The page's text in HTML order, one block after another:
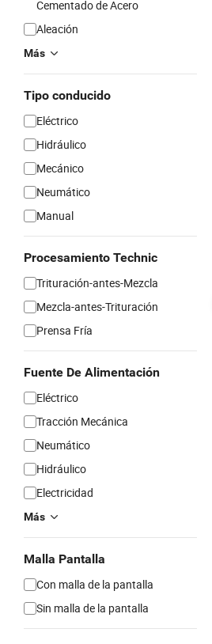
Cementado de Acero
Aleación
Más
Tipo conducido
Eléctrico
Hidráulico
Mecánico
Neumático
Manual
Procesamiento Technic
Trituración-antes-Mezcla
Mezcla-antes-Trituración
Prensa Fría
Fuente De Alimentación
Eléctrico
Tracción Mecánica
Neumático
Hidráulico
Electricidad
Más
Malla Pantalla
Con malla de la pantalla
Sin malla de la pantalla